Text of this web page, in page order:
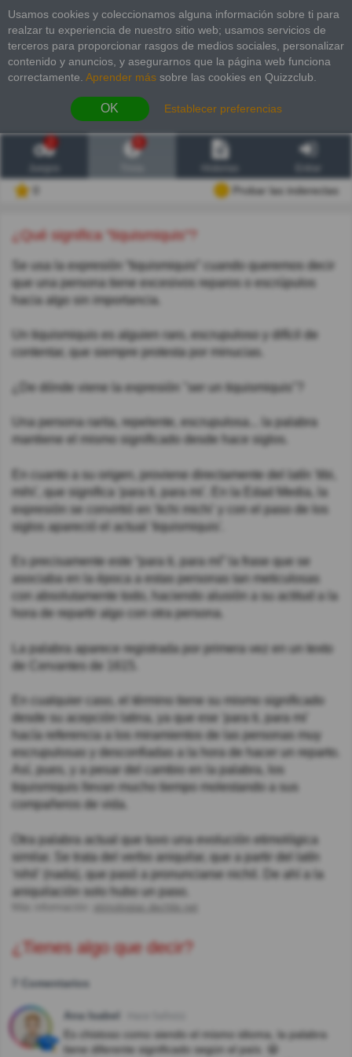
Usamos cookies y coleccionamos alguna información sobre ti para
realzar tu experiencia de nuestro sitio web; usamos servicios de
terceros para proporcionar rasgos de medios sociales, personalizar
contenido y anuncios, y asegurarnos que la página web funciona
correctamente. Aprender más sobre las cookies en Quizzclub.
OK Establecer preferencias
2
Probar las inderectas
¿Qué significa "tiquismiquis"?
Se usa la expresión “tiquismiquis” cuando queremos decir
que una persona tiene excesivos reparos o escrúpulos
hacia algo sin importancia.
Un tiquismiquis es alguien raro, escrupuloso y difícil de
contentar, que siempre protesta por minucias.
¿De dónde viene la expresión "ser un tiquismiquis"?
Una persona rarita, repelente, escrupulosa... la palabra
mantiene el mismo significado desde hace siglos.
En cuanto a su origen, proviene directamente del latín 'tibi,
mihi', que significa 'para ti, para mi'. En la Edad Media, la
expresión se convirtió en 'tichi michi' y con el paso de los
siglos apareció el actual 'tiquismiquis'.
Es precisamente este “para ti, para mí” la frase que se
asociaba en la época a estas personas tan meticulosas
con absolutamente todo, haciendo alusión a su actitud a la
hora de repartir algo con otra persona.
La palabra aparece registrada por primera vez en un texto
de Cervantes de 1615.
En cualquier caso, el término tiene su mismo significado
desde su acepción latina, ya que ese 'para ti, para mi'
hacía referencia a los miramientos de las personas muy
escrupulosas y desconfiadas a la hora de hacer un reparto.
Así, pues, y a pesar del cambio en la palabra, los
tiquismiquis llevan mucho tiempo molestando a sus
compañeros de vida.
Otra palabra actual que tuvo una evolución etimológica
similar. Se trata del verbo aniquilar, que a partir del latín
'nihil' (nada), que pasó a pronunciarse nichil. De ahí a la
aniquilación solo hubo un paso.
etimologias.dechile.net
¿Tienes algo que decir?
7 Comentarios
Ana Isabel
Es chistoso como siendo el mismo idioma, la palabra
tiene diferente significado según el país. 😃